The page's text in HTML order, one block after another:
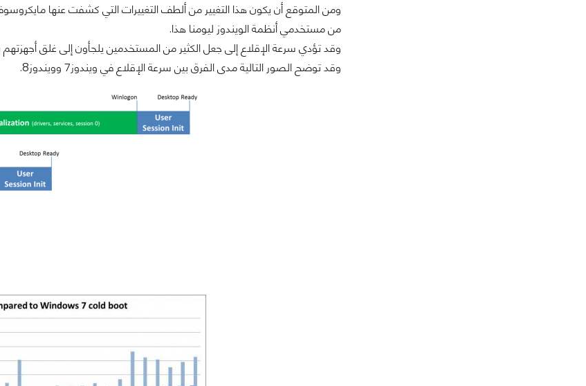
ومن المتوقع أن يكون هذا التغيير من ألطف التغييرات التي كشفت عنها
من مستخدمي أنظمة الويندوز ليومنا هذا.
وقد تؤدي سرعة الإقلاع إلى جعل الكثير من المستخدمين يلجأون إلى غلق
وقد توضح الصور التالية مدى الفرق بين سرعة الإقلاع في ويندوز7 وويندوز8.